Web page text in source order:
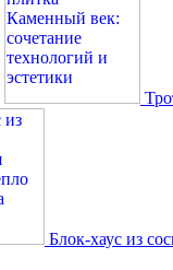
Блок-хаус из